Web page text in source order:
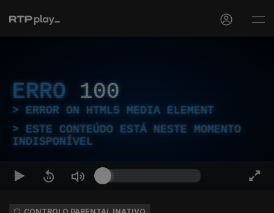
ERRO 100
ERROR ON HTML5 MEDIA ELEMENT
ESTE CONTEÚDO ESTÁ NESTE MOMENTO
INDISPONÍVEL